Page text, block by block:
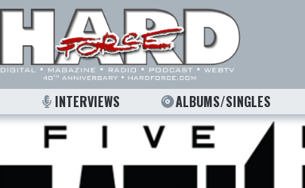
INTERVIEWS ALBUMS/SINGLES